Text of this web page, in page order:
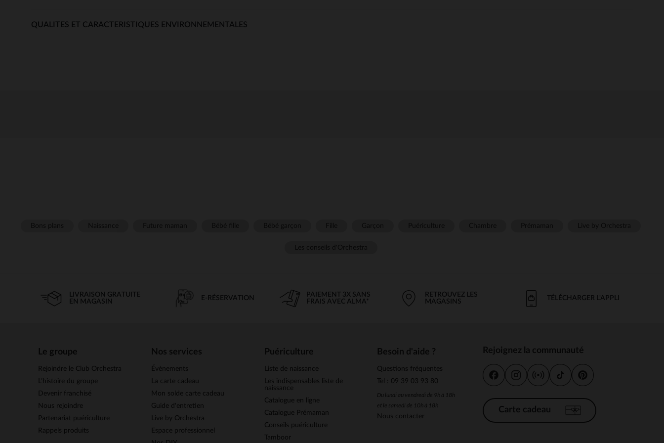
QUALITES ET CARACTERISTIQUES ENVIRONNEMENTALES
LIVRAISON GRATUITE
EN MAGASIN
E-RÉSERVATION
PAIEMENT 3X SANS
FRAIS AVEC ALMA*
RETROUVEZ LES
MAGASINS
TÉLÉCHARGER L'APPLI
Le groupe
Rejoindre le Club Orchestra
L’histoire du groupe
Devenir franchisé
Nous rejoindre
Partenariat puériculture
Rappels produits
Nos services
Évènements
La carte cadeau
Mon solde carte cadeau
Guide d'entretien
Live by Orchestra
Espace professionnel
Puériculture
Liste de naissance
Les indispensables liste de
naissance
Catalogue en ligne
Catalogue Prémaman
Conseils puériculture
Tamboor
Besoin d'aide ?
Questions fréquentes
Tel : 09 39 03 93 80
Du lundi au vendredi de 9h à 18h
et le samedi de 10h à 18h
Nous contacter
Rejoignez la communauté
Carte cadeau